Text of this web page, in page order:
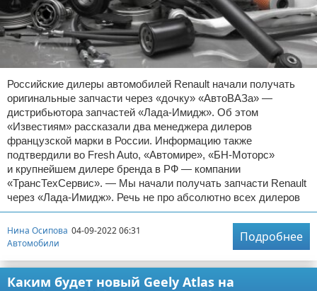
Российские дилеры автомобилей Renault начали получать
оригинальные запчасти через «дочку» «АвтоВАЗа» —
дистрибьютора запчастей «Лада-Имидж». Об этом
«Известиям» рассказали два менеджера дилеров
французской марки в России. Информацию также
подтвердили во Fresh Auto, «Автомире», «БН-Моторс»
и крупнейшем дилере бренда в РФ — компании
«ТрансТехСервис». — Мы начали получать запчасти Renault
через «Лада-Имидж». Речь не про абсолютно всех дилеров
Нина Осипова 04-09-2022 06:31
Автомобили
Подробнее
Каким будет новый Geely Atlas на